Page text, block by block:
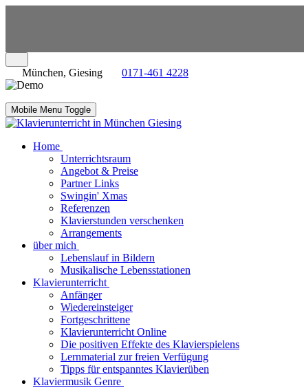
München, Giesing 0171-461 4228
Mobile Menu Toggle
Home
Unterrichtsraum
Angebot & Preise
Partner Links
Swingin' Xmas
Referenzen
Klavierstunden verschenken
Arrangements
über mich
Lebenslauf in Bildern
Musikalische Lebensstationen
Klavierunterricht
Anfänger
Wiedereinsteiger
Fortgeschrittene
Klavierunterricht Online
Die positiven Effekte des Klavierspielens
Lernmaterial zur freien Verfügung
Tipps für entspanntes Klavierüben
Klaviermusik Genre